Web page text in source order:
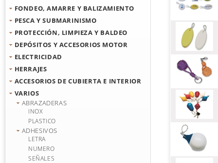
FONDEO, AMARRE Y BALIZAMIENTO
PESCA Y SUBMARINISMO
PROTECCIÓN, LIMPIEZA Y BALDEO
DEPÓSITOS Y ACCESORIOS MOTOR
ELECTRICIDAD
HERRAJES
ACCESORIOS DE CUBIERTA E INTERIOR
VARIOS
ABRAZADERAS
INOX
PLASTICO
ADHESIVOS
LETRA
NUMERO
SEÑALES